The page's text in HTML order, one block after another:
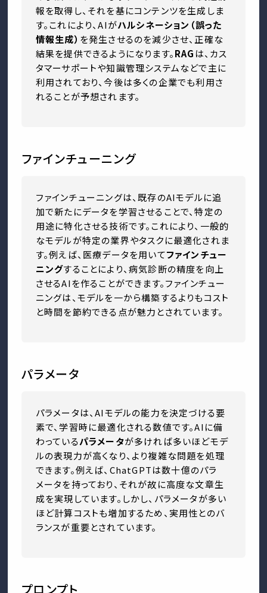
報を取得し、それを基にコンテンツを生成しま
す。これにより、AIがハルシネーション（誤った
情報生成） を発生させるのを減少させ、正確な
結果を提供できるようになります。RAG は、カス
タマーサポートや知識管理システムなどで主に
利用されており、今後は多くの企業でも利用さ
れることが予想されます。
ファインチューニング
ファインチューニングは、既存のAIモデルに追
加で新たにデータを学習させることで、特定の
用途に特化させる技術です。これにより、一般的
なモデルが特定の業界やタスクに最適化されま
す。例えば、医療データを用いてファインチュー
ニングすることにより、病気診断の精度を向上
させるAIを作ることができます。ファインチュー
ニングは、モデルを一から構築するよりもコスト
と時間を節約できる点が魅力とされています。
パラメータ
パラメータは、AIモデルの能力を決定づける要
素で、学習時に最適化される数値です。AIに備
わっているパラメータが多ければ多いほどモデ
ルの表現力が高くなり、より複雑な問題を処理
できます。例えば、ChatGPTは数十億のパラ
メータを持っており、それが故に高度な文章生
成を実現しています。しかし、パラメータが多い
ほど計算コストも増加するため、実用性とのバ
ランスが重要とされています。
プロンプト